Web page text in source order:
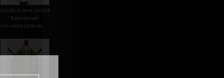
casula in lana simboli
francescani
col.rossa (articolo ...